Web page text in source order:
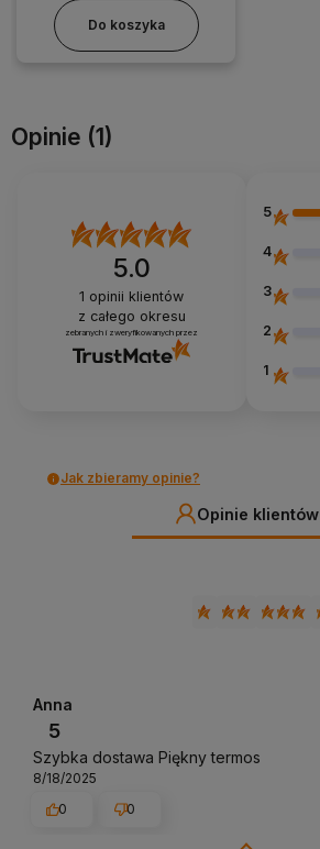
Do koszyka
Opinie (1)
5.0
1 opinii klientów
z całego okresu
zebranych i zweryfikowanych przez
5
4
3
2
1
Jak zbieramy opinie?
Opinie klientów
Anna
5
Szybka dostawa Piękny termos
8/18/2025
0
0